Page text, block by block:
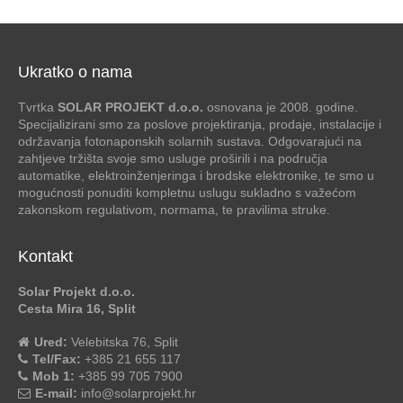
Ukratko o nama
Tvrtka SOLAR PROJEKT d.o.o. osnovana je 2008. godine.
Specijalizirani smo za poslove projektiranja, prodaje, instalacije i
održavanja fotonaponskih solarnih sustava. Odgovarajući na
zahtjeve tržišta svoje smo usluge proširili i na područja
automatike, elektroinženjeringa i brodske elektronike, te smo u
mogućnosti ponuditi kompletnu uslugu sukladno s važećom
zakonskom regulativom, normama, te pravilima struke.
Kontakt
Solar Projekt d.o.o.
Cesta Mira 16, Split
Ured: Velebitska 76, Split
Tel/Fax: +385 21 655 117
Mob 1: +385 99 705 7900
E-mail: info@solarprojekt.hr